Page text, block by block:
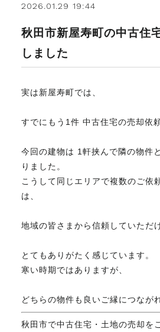
不動産売買Q&A
マスターおすすめ物件
スタッフ紹介
018-
2026.01.29 19:44
秋田市新屋寿町の中古
しました
実は新屋寿町では、
すでにもう1件 中古住宅の売却依
今回の建物は 1軒挟んで隣の物件
りました。
こうして同じエリアで複数のご依
は、
地域の皆さまから信頼していただ
とてもありがたく感じています。
寒い時期ではありますが、
どちらの物件も良いご縁につなが
秋田市で中古住宅・土地の売却を